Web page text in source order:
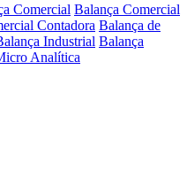
Comercial Balança Comercial
Contadora Balança de
Industrial Balança
Analítica